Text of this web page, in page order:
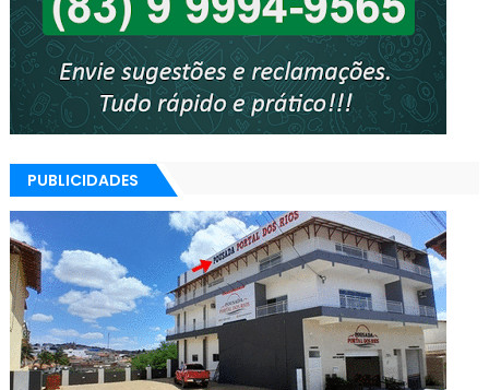
PUBLICIDADES